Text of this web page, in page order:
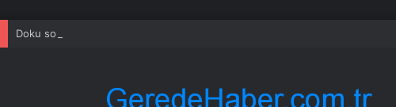
Doku soruşturmasında eski Vali Tuncay Sonel hakkında yeni tutuklama kararı